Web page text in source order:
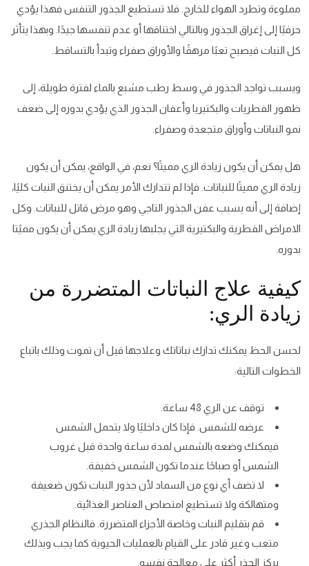
مملوءة وتطرد الهواء للخارج. فلا تستطيع الجذور التنفس فهذا يؤدي
حرفيًا إلى إغراق الجذور وبالتالي اختناقها أو عدم تنفسها جيدًا. وبهذا يتأثر
كل النبات فيصبح تعبًا مرهقًا والأوراق صفراء وتبدأ بالتساقط.
ويسبب تواجد الجذور في وسط رطب مشبع بالماء لفترة طويلة، إلى
ظهور الفطريات والبكتيريا وأعفان الجذور الذي يؤدي بدوره إلى ضعف
نمو النباتات وأوراق متجعدة وصفراء.
هل يمكن أن يكون زيادة الري مميتًا؟ نعم، في الواقع، يمكن أن يكون
زيادة الري مميتًا للنباتات. فإذا لم تتدارك الأمر يمكن أن يختنق النبات كليًا،
إضافة إلى أنه يسبب عفن الجذور التاجي وهو مرض قاتل للنباتات. وكل
الامراض الفطرية والبكتيرية التي يجلبها زيادة الري يمكن أن يكون مميًتا
بدوره.
كيفية علاج النباتات المتضررة من
زيادة الري:
لحسن الحظ يمكنك تدارك نباتاتك وعلاجها قبل أن تموت وذلك باتباع
الخطوات التالية:
توقف عن الري 48 ساعة.
عرضه للشمس. فإذا كان داخليًا ولا يتحمل الشمس
فيمكنك وضعه بالشمس لمدة ساعة واحدة قبل غروب
الشمس أو صباحًا عندما تكون الشمس خفيفة.
لا تضف أي نوع من السماد لأن جذور النبات تكون ضعيفة
ومتهالكة ولا تستطيع امتصاص العناصر الغذائية.
قم بتقليم النبات وخاصة الأجزاء المتضررة. فالنظام الجذري
متعب وغير قادر على القيام بالعمليات الحيوية كما يجب وبذلك
يركز الجذر أكثر على معالجة نفسه.